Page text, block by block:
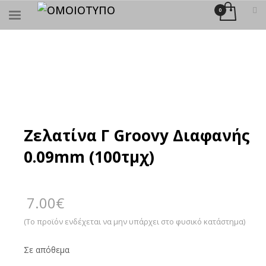
ΑΝΑΖΉΤΗΣΗ
Ζελατίνα Γ Groovy Διαφανής
0.09mm (100τμχ)
7.00€
(Το προϊόν ενδέχεται να μην υπάρχει στο φυσικό κατάστημα)
Σε απόθεμα